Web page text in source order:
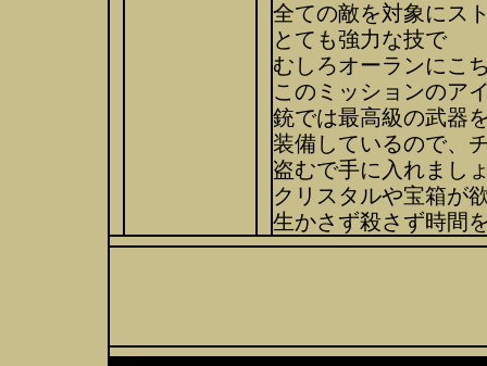
全ての敵を対象にス
とても強力な技で
むしろオーランにこ
このミッションのア
銃では最高級の武器
装備しているので、
盗むで手に入れまし
クリスタルや宝箱が
生かさず殺さず時間